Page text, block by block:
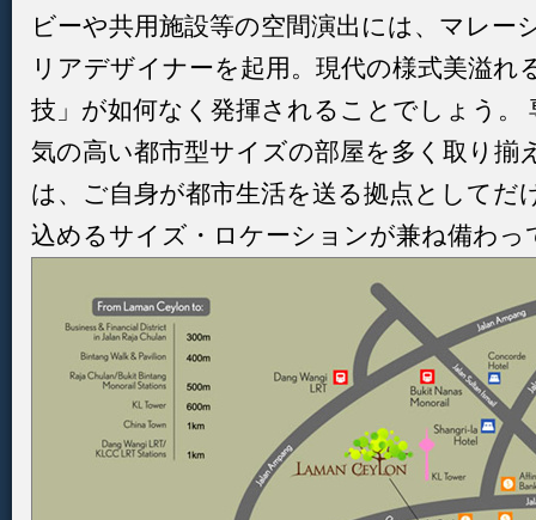
ビーや共用施設等の空間演出には、マレー
リアデザイナーを起用。現代の様式美溢れ
技」が如何なく発揮されることでしょう。
気の高い都市型サイズの部屋を多く取り揃
は、ご自身が都市生活を送る拠点としてだ
込めるサイズ・ロケーションが兼ね備わっ